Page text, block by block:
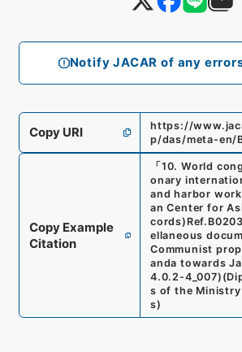
Notify JACAR of any
Copy URI
https://
p/das/meta-en/
Copy Example
Citation
「 10. World
onary
and harbor
an Center for
cords) Ref.
ellaneous
Communist
anda towards
4.0.2-4_007) (
s of the
s)